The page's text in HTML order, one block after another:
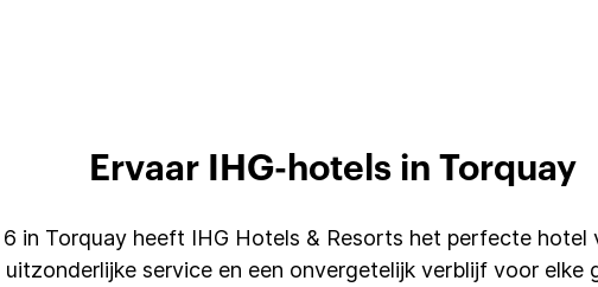
Ervaar IHG-hotels in Torquay
in Torquay heeft IHG Hotels & Resorts het perfecte hotel
service en een onvergetelijk verblijf voor elke